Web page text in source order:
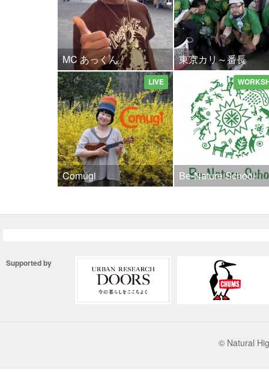
MC あっくん 東京カリ～番長
Comugi
LIVE
Be-Nature School
Supported by
© Natural